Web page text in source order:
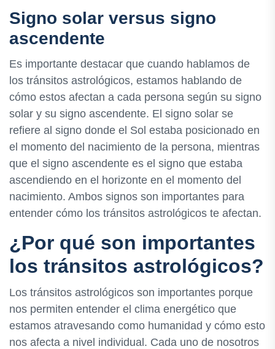
Signo solar versus signo
ascendente
Es importante destacar que cuando hablamos de
los tránsitos astrológicos, estamos hablando de
cómo estos afectan a cada persona según su signo
solar y su signo ascendente. El signo solar se
refiere al signo donde el Sol estaba posicionado en
el momento del nacimiento de la persona, mientras
que el signo ascendente es el signo que estaba
ascendiendo en el horizonte en el momento del
nacimiento. Ambos signos son importantes para
entender cómo los tránsitos astrológicos te afectan.
¿Por qué son importantes
los tránsitos astrológicos?
Los tránsitos astrológicos son importantes porque
nos permiten entender el clima energético que
estamos atravesando como humanidad y cómo esto
nos afecta a nivel individual. Cada uno de nosotros